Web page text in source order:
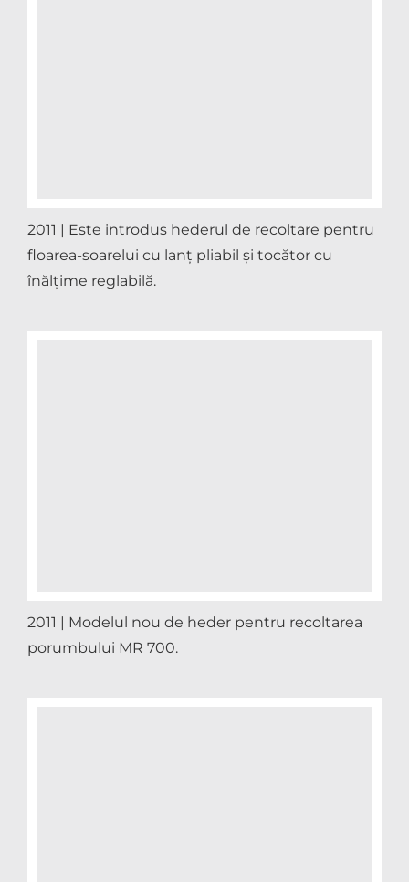
2011 | Este introdus hederul de recoltare pentru
floarea-soarelui cu lanț pliabil și tocător cu
înălțime reglabilă.
2011 | Modelul nou de heder pentru recoltarea
porumbului MR 700.